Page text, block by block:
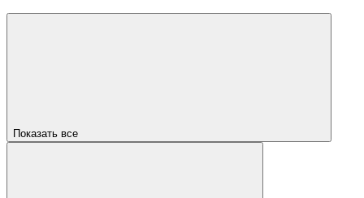
Показать все